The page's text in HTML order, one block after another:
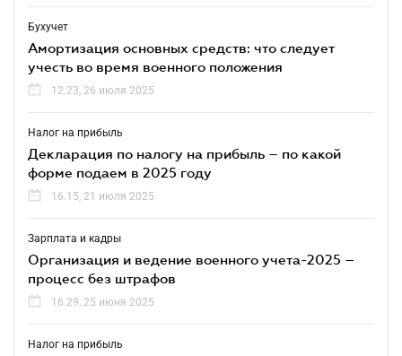
Бухучет
Амортизация основных средств: что следует
учесть во время военного положения
12.23, 26 июля 2025
Налог на прибыль
Декларация по налогу на прибыль – по какой
форме подаем в 2025 году
16.15, 21 июля 2025
Зарплата и кадры
Организация и ведение военного учета-2025 –
процесс без штрафов
16.29, 25 июня 2025
Налог на прибыль